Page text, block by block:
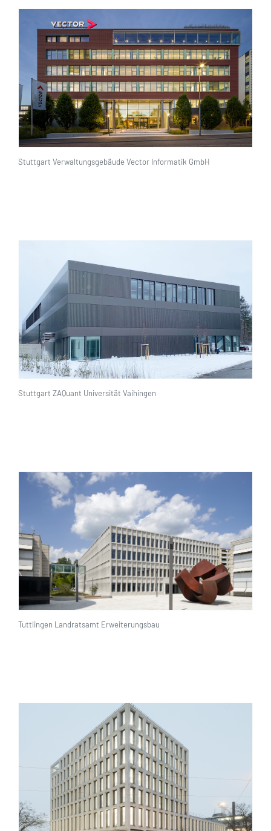
Stuttgart Verwaltungsgebäude Vector Informatik GmbH
Stuttgart ZAQuant Universität Vaihingen
Tuttlingen Landratsamt Erweiterungsbau